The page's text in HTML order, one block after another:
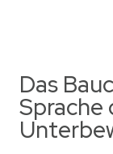
Das
Sprache